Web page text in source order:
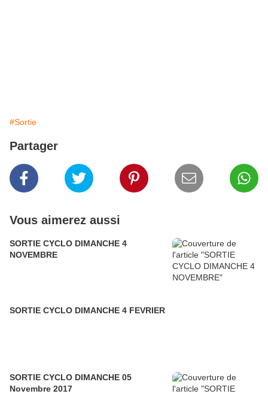
#Sortie
Partager
Vous aimerez aussi
SORTIE CYCLO DIMANCHE 4
NOVEMBRE
SORTIE CYCLO DIMANCHE 4 FEVRIER
SORTIE CYCLO DIMANCHE 05
Novembre 2017